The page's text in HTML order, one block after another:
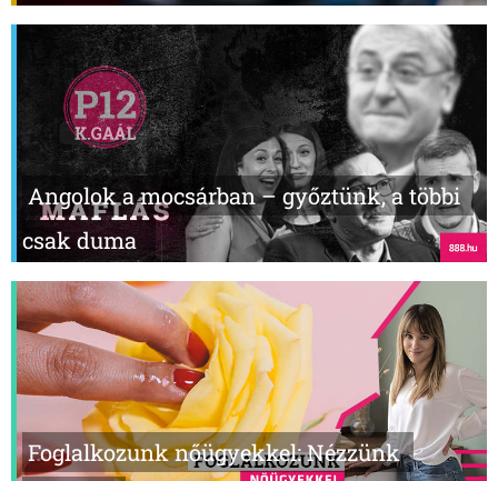
Angolok a mocsárban – győztünk, a többi
csak duma
Foglalkozunk nőügyekkel: Nézzünk